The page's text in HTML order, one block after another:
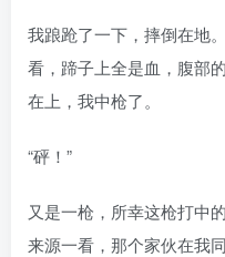
我踉跄了一下，摔倒在地
看，蹄子上全是血，腹部
在上，我中枪了。
“砰！”
又是一枪，所幸这枪打中
来源一看，那个家伙在我